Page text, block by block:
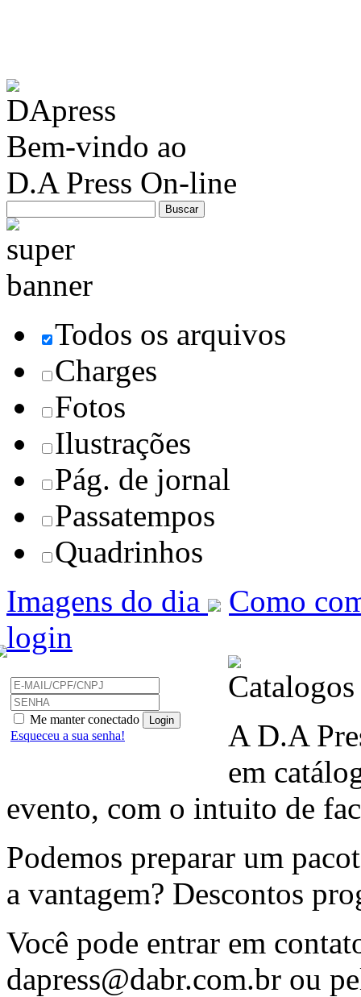
Bem-vindo ao
D.A Press On-line
Todos os arquivos
Charges
Fotos
Ilustrações
Pág. de jornal
Passatempos
Quadrinhos
Imagens do dia
Como
login
Me manter conectado
Esqueceu a sua senha!
A D.A
em
evento, com o intuito de
Podemos preparar um
a vantagem? Descontos
Você pode entrar em
dapress@dabr.com.br ou